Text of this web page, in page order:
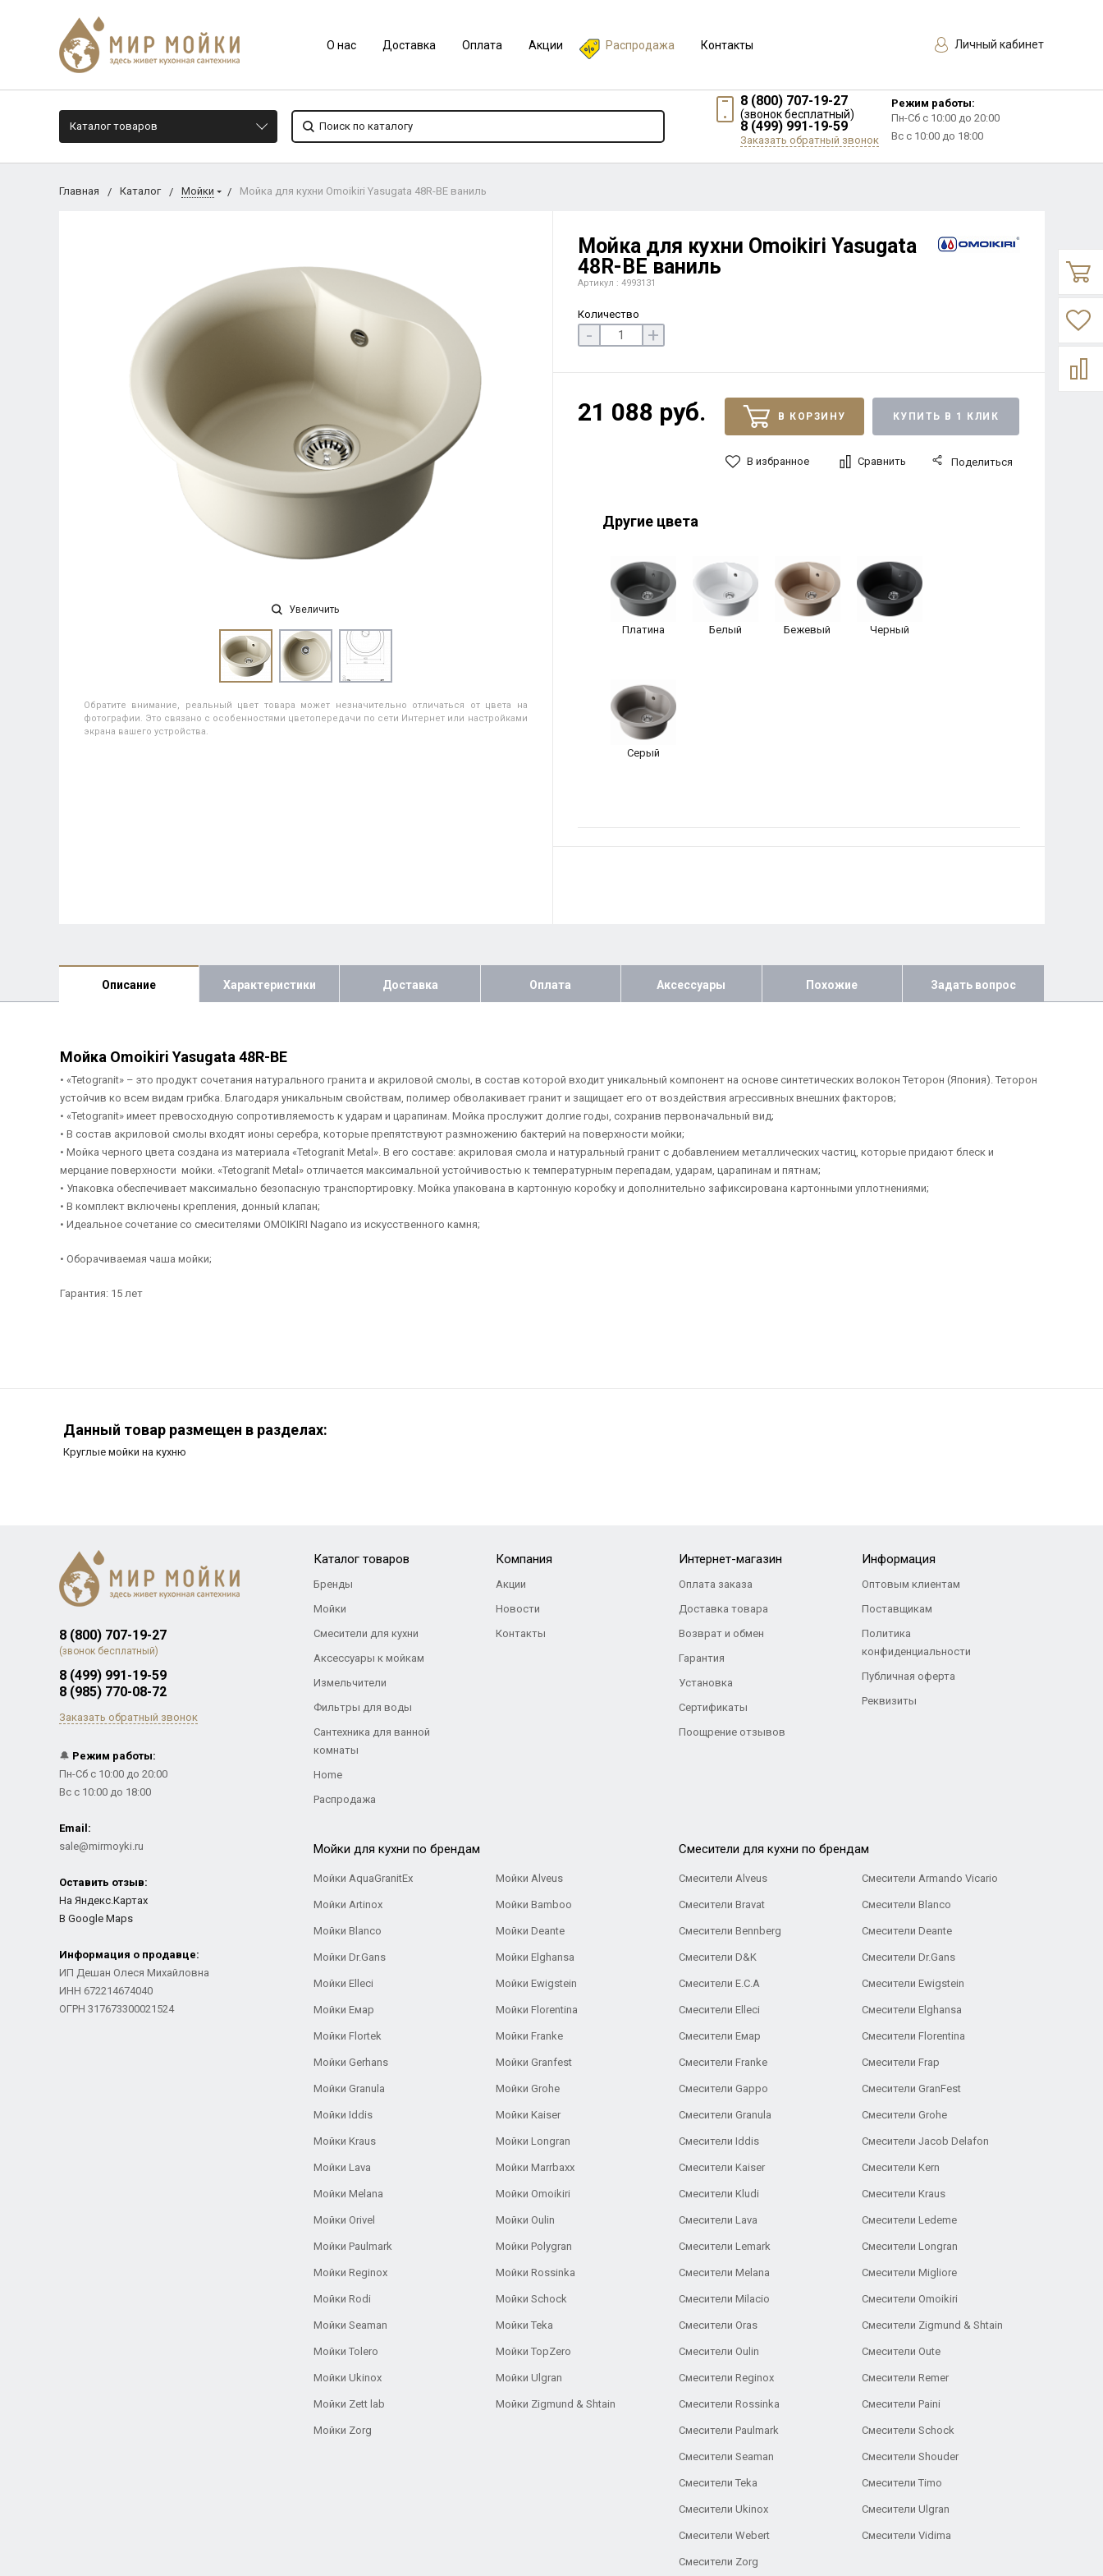
О нас Доставка Оплата Акции Распродажа Контакты Личный кабинет
Каталог товаров
8 (800) 707-19-27
(звонок бесплатный)
8 (499) 991-19-59
Заказать обратный звонок
Режим работы:
Пн-Сб с 10:00 до 20:00
Вс с 10:00 до 18:00
Главная Каталог Мойки Мойка для кухни Omoikiri Yasugata 48R-BE ваниль
Увеличить
Обратите внимание, реальный цвет товара может незначительно отличаться от цвета на
фотографии. Это связано с особенностями цветопередачи по сети Интернет или настройками
экрана вашего устройства.
Мойка для кухни Omoikiri Yasugata
48R-BE ваниль
Артикул : 4993131
Количество
- +
21 088 руб. В КОРЗИНУ КУПИТЬ В 1 КЛИК
В избранное Сравнить Поделиться
Другие цвета
Платина Белый Бежевый Черный
Серый
Описание Характеристики Доставка Оплата Аксессуары Похожие Задать вопрос
Мойка Omoikiri Yasugata 48R-BE
• «Tetogranit» – это продукт сочетания натурального гранита и акриловой смолы, в состав которой входит уникальный компонент на основе синтетических волокон Теторон (Япония). Теторон
устойчив ко всем видам грибка. Благодаря уникальным свойствам, полимер обволакивает гранит и защищает его от воздействия агрессивных внешних факторов;
• «Tetogranit» имеет превосходную сопротивляемость к ударам и царапинам. Мойка прослужит долгие годы, сохранив первоначальный вид;
• В состав акриловой смолы входят ионы серебра, которые препятствуют размножению бактерий на поверхности мойки;
• Мойка черного цвета создана из материала «Tetogranit Metal». В его составе: акриловая смола и натуральный гранит с добавлением металлических частиц, которые придают блеск и
мерцание поверхности мойки. «Tetogranit Metal» отличается максимальной устойчивостью к температурным перепадам, ударам, царапинам и пятнам;
• Упаковка обеспечивает максимально безопасную транспортировку. Мойка упакована в картонную коробку и дополнительно зафиксирована картонными уплотнениями;
• В комплект включены крепления, донный клапан;
• Идеальное сочетание со смесителями OMOIKIRI Nagano из искусственного камня;
• Оборачиваемая чаша мойки;
Гарантия: 15 лет
Данный товар размещен в разделах:
Круглые мойки на кухню
8 (800) 707-19-27
(звонок бесплатный)
8 (499) 991-19-59
8 (985) 770-08-72
Заказать обратный звонок
🔔 Режим работы:
Пн-Сб с 10:00 до 20:00
Вс с 10:00 до 18:00
Email:
sale@mirmoyki.ru
Оставить отзыв:
На Яндекс.Картах
В Google Maps
Информация о продавце:
ИП Дешан Олеся Михайловна
ИНН 672214674040
ОГРН 317673300021524
Каталог товаров
Бренды
Мойки
Смесители для кухни
Аксессуары к мойкам
Измельчители
Фильтры для воды
Сантехника для ванной
комнаты
Home
Распродажа
Компания
Акции
Новости
Контакты
Интернет-магазин
Оплата заказа
Доставка товара
Возврат и обмен
Гарантия
Установка
Сертификаты
Поощрение отзывов
Информация
Оптовым клиентам
Поставщикам
Политика
конфиденциальности
Публичная оферта
Реквизиты
Мойки для кухни по брендам
Мойки AquaGranitEx Мойки Alveus
Мойки Artinox Мойки Bamboo
Мойки Blanco Мойки Deante
Мойки Dr.Gans Мойки Elghansa
Мойки Elleci Мойки Ewigstein
Мойки Емар Мойки Florentina
Мойки Flortek Мойки Franke
Мойки Gerhans Мойки Granfest
Мойки Granula Мойки Grohe
Мойки Iddis Мойки Kaiser
Мойки Kraus Мойки Longran
Мойки Lava Мойки Marrbaxx
Мойки Melana Мойки Omoikiri
Мойки Orivel Мойки Oulin
Мойки Paulmark Мойки Polygran
Мойки Reginox Мойки Rossinka
Мойки Rodi Мойки Schock
Мойки Seaman Мойки Teka
Мойки Tolero Мойки TopZero
Мойки Ukinox Мойки Ulgran
Мойки Zett lab Мойки Zigmund & Shtain
Мойки Zorg
Cмесители для кухни по брендам
Смесители Alveus Смесители Armando Vicario
Смесители Bravat Смесители Blanco
Смесители Bennberg Смесители Deante
Смесители D&K Смесители Dr.Gans
Смесители E.C.A Cмесители Ewigstein
Смесители Elleci Смесители Elghansa
Смесители Емар Смесители Florentina
Смесители Franke Смесители Frap
Смесители Gappo Смесители GranFest
Смесители Granula Смесители Grohe
Смесители Iddis Смесители Jacob Delafon
Смесители Kaiser Смесители Kern
Смесители Kludi Смесители Kraus
Смесители Lava Смесители Ledeme
Смесители Lemark Смесители Longran
Смесители Melana Смесители Migliore
Смесители Milacio Смесители Omoikiri
Смесители Oras Смесители Zigmund & Shtain
Смесители Oulin Смесители Oute
Смесители Reginox Смесители Remer
Смесители Rossinka Смесители Paini
Смесители Paulmark Смесители Schock
Смесители Seaman Смесители Shouder
Смесители Teka Смесители Timo
Смесители Ukinox Смесители Ulgran
Смесители Webert Смесители Vidima
Смесители Zorg